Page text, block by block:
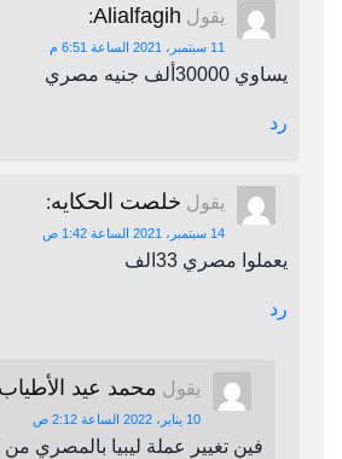
يقول Alialfagih
:
11 سبتمبر، 2021 الساعة 6:51 م
يساوي 30000ألف جنيه مصري
رد
يقول خلصت الحكايه:
14 سبتمبر، 2021 الساعة 1:42 ص
يعملوا مصري 33الف
رد
يقول محمد عيد الأطياب
10 يناير، 2022 الساعة 2:12 ص
فين تغيير عملة ليبيا بالمصري